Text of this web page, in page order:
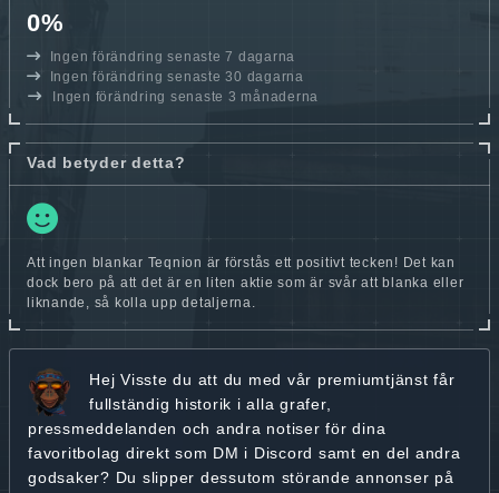
0%
Ingen förändring senaste 7 dagarna
Ingen förändring senaste 30 dagarna
Ingen förändring senaste 3 månaderna
Vad betyder detta?
Att ingen blankar Teqnion är förstås ett positivt tecken! Det kan
dock bero på att det är en liten aktie som är svår att blanka eller
liknande, så kolla upp detaljerna.
Hej Visste du att du med vår premiumtjänst får
fullständig historik i alla grafer,
pressmeddelanden och andra notiser för dina
favoritbolag direkt som DM i Discord samt en del andra
godsaker? Du slipper dessutom störande annonser på